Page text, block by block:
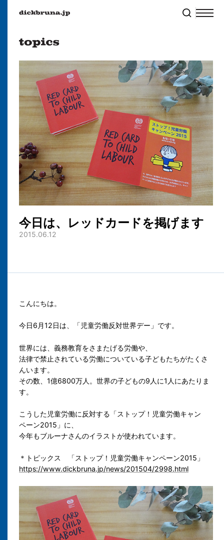
今日は、レッドカードを掲げます
2015.06.12
こんにちは。
今日6月12日は、「児童労働反対世界デー」です。
世界には、義務教育をさまたげる労働や、
法律で禁止されている労働についている子どもたちがたくさ
んいます。
その数、1億6800万人。世界の子どもの9人に1人にあたりま
す。
こうした児童労働に反対する「ストップ！児童労働キャン
ペーン2015」に、
今年もブルーナさんのイラストが使われています。
＊トピックス 「ストップ！児童労働キャンペーン2015」
https://www.dickbruna.jp/news/201504/2998.html